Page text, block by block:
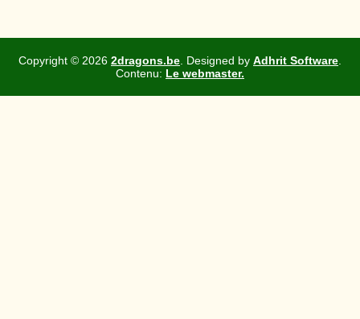
Copyright © 2026 2dragons.be . Designed by Adhrit Software
Contenu: Le webmaster.